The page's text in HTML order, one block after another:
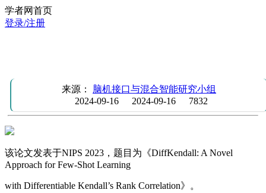
学者网首页
登录/注册
来源： 脑机接口与混合智能研究小组
2024-09-16
2024-09-16 7832
该论文发表于NIPS 2023，题目为《DiffKendall: A Novel
Approach for Few-Shot Learning
with Differentiable Kendall’s Rank Correlation》。